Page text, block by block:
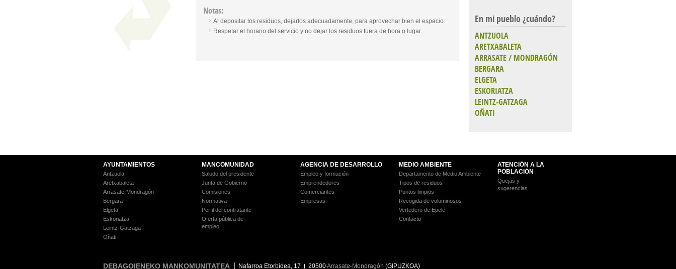
Notas:
Al depositar los residuos, dejarlos adecuadamente, para aprovechar bien el espacio.
Respetar el horario del servicio y no dejar los residuos fuera de hora o lugar.
En mi pueblo ¿cuándo?
ANTZUOLA
ARETXABALETA
ARRASATE / MONDRAGÓN
BERGARA
ELGETA
ESKORIATZA
LEINTZ-GATZAGA
OÑATI
AYUNTAMIENTOS
Antzuola
Aretxabaleta
Arrasate-Mondragón
Bergara
Elgeta
Eskoriatza
Leintz-Gatzaga
Oñati
MANCOMUNIDAD
Saludo del presidente
Junta de Gobierno
Comisiones
Normativa
Perfil del contratante
Oferta pública de
empleo
AGENCIA DE DESARROLLO
Empleo y formación
Emprendedores
Comerciantes
Empresas
MEDIO AMBIENTE
Departamento de Medio Ambiente
Tipos de residuos
Puntos limpios
Recogida de voluminosos
Vertedero de Epele
Contacto
ATENCIÓN A LA
POBLACIÓN
Quejas y
sugerencias
DEBAGOIENEKO MANKOMUNITATEA Nafarroa Etorbidea, 17 20500Arrasate-Mondragón (GIPUZKOA)